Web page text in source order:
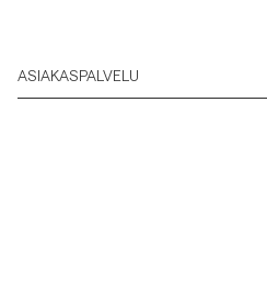
ASIAKASPALVELU